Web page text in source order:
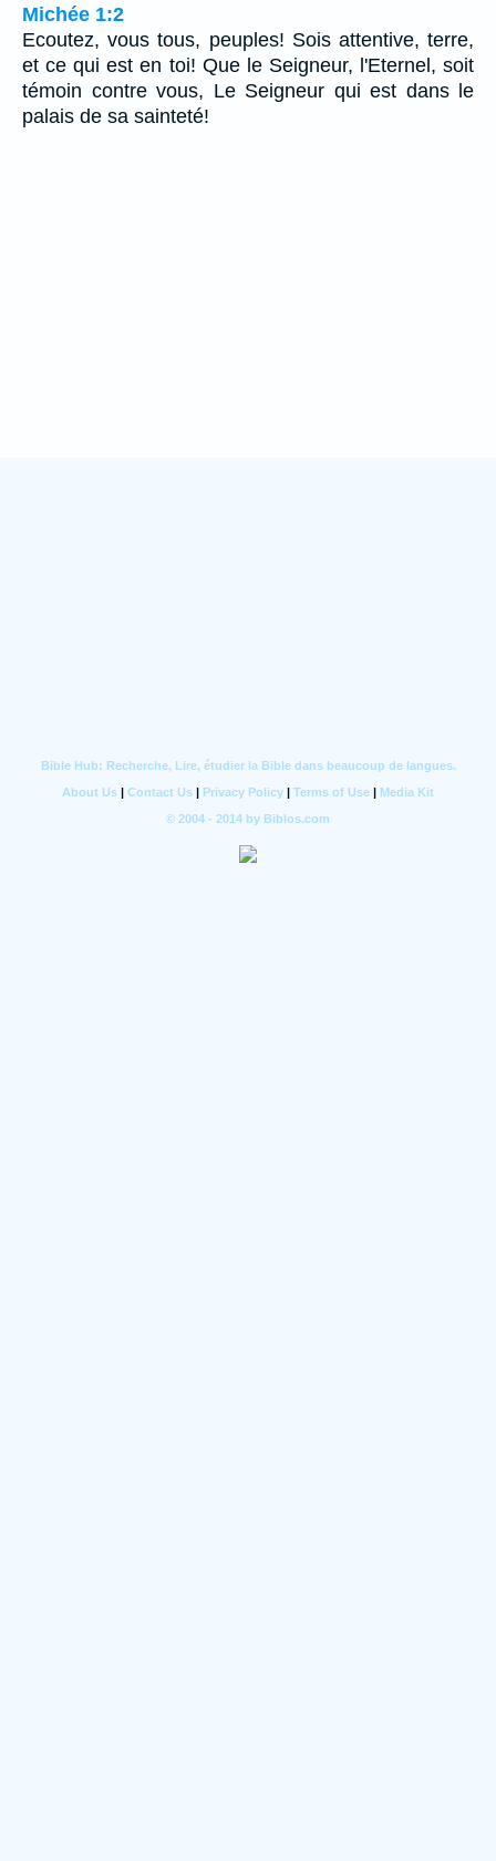
Michée 1:2
Ecoutez, vous tous, peuples! Sois attentive, terre,
et ce qui est en toi! Que le Seigneur, l'Eternel, soit
témoin contre vous, Le Seigneur qui est dans le
palais de sa sainteté!